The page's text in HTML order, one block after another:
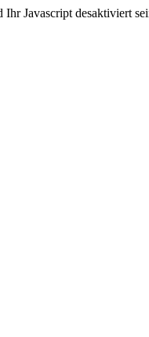
Javascript desaktiviert